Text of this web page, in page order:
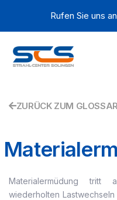
springen
Rufen Sie uns
ZURÜCK ZUM GLOSSAR
Materialermüdung
wiederholten